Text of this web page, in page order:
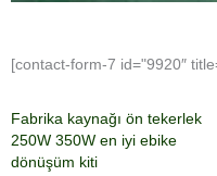
[contact-form-7 id="9920″
Fabrika kaynağı ön tekerlek
250W 350W en iyi ebike
dönüşüm kiti